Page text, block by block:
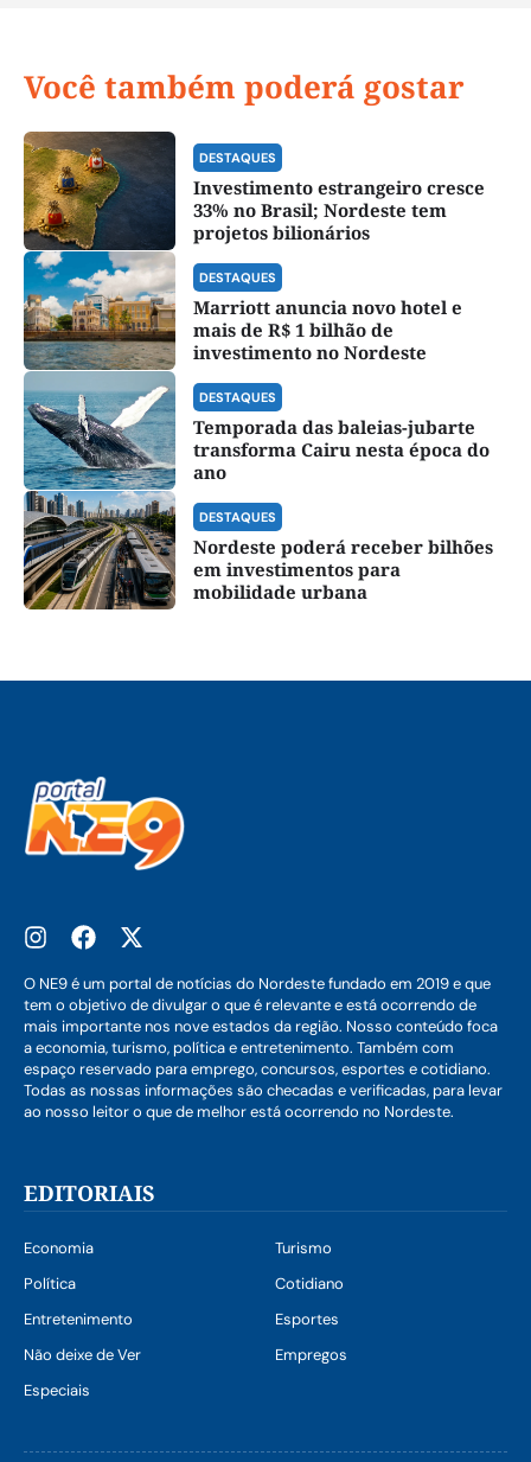
Você também poderá gostar
DESTAQUES
Investimento estrangeiro cresce
33% no Brasil; Nordeste tem
projetos bilionários
DESTAQUES
Marriott anuncia novo hotel e
mais de R$ 1 bilhão de
investimento no Nordeste
DESTAQUES
Temporada das baleias-jubarte
transforma Cairu nesta época do
ano
DESTAQUES
Nordeste poderá receber bilhões
em investimentos para
mobilidade urbana
O NE9 é um portal de notícias do Nordeste fundado em 2019 e que
tem o objetivo de divulgar o que é relevante e está ocorrendo de
mais importante nos nove estados da região. Nosso conteúdo foca
a economia, turismo, política e entretenimento. Também com
espaço reservado para emprego, concursos, esportes e cotidiano.
Todas as nossas informações são checadas e verificadas, para levar
ao nosso leitor o que de melhor está ocorrendo no Nordeste.
EDITORIAIS
Economia
Turismo
Política
Cotidiano
Entretenimento
Esportes
Não deixe de Ver
Empregos
Especiais